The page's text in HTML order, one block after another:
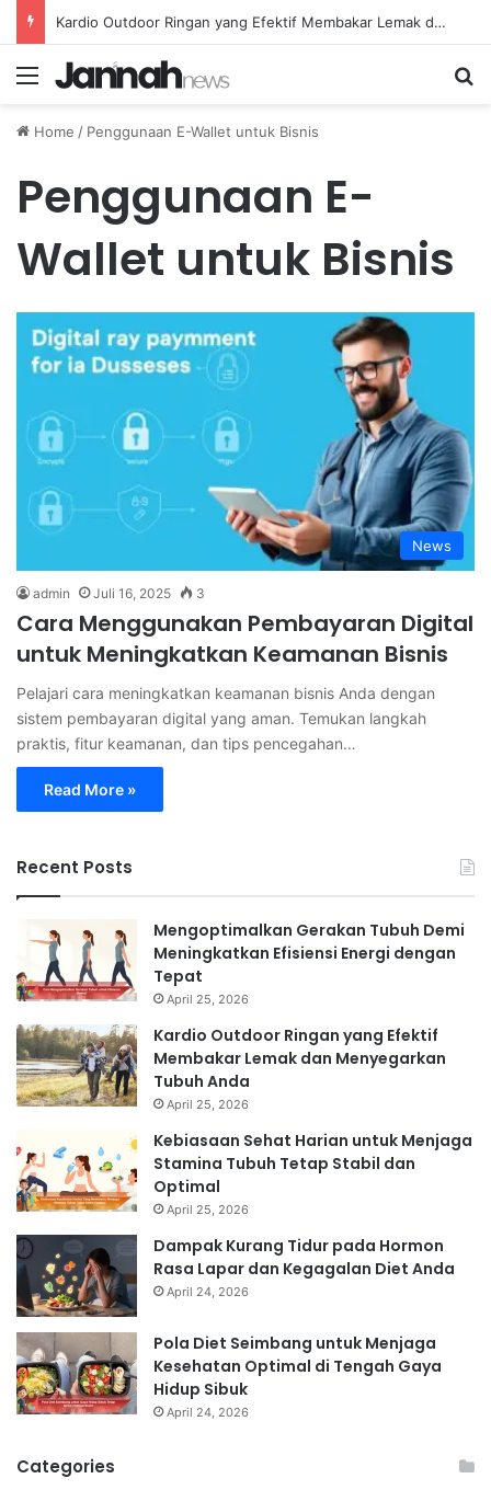
Kardio Outdoor Ringan yang Efektif Membakar Lemak dan Menyegarkan Tubuh Anda
Menu
Home / Penggunaan E-Wallet untuk Bisnis
Penggunaan E-
Wallet untuk Bisnis
News
admin Juli 16, 2025 3
Cara Menggunakan Pembayaran Digital
untuk Meningkatkan Keamanan Bisnis
Pelajari cara meningkatkan keamanan bisnis Anda dengan
sistem pembayaran digital yang aman. Temukan langkah
praktis, fitur keamanan, dan tips pencegahan…
Read More »
Recent Posts
Mengoptimalkan Gerakan Tubuh Demi
Meningkatkan Efisiensi Energi dengan
Tepat
April 25, 2026
Kardio Outdoor Ringan yang Efektif
Membakar Lemak dan Menyegarkan
Tubuh Anda
April 25, 2026
Kebiasaan Sehat Harian untuk Menjaga
Stamina Tubuh Tetap Stabil dan
Optimal
April 25, 2026
Dampak Kurang Tidur pada Hormon
Rasa Lapar dan Kegagalan Diet Anda
April 24, 2026
Pola Diet Seimbang untuk Menjaga
Kesehatan Optimal di Tengah Gaya
Hidup Sibuk
April 24, 2026
Categories